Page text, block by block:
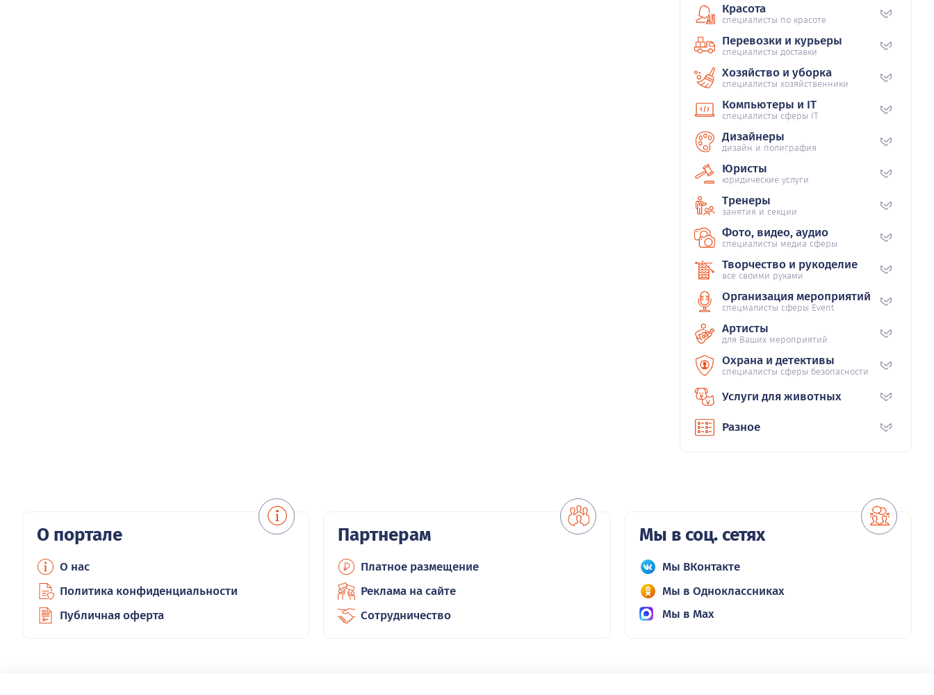
Красота
специалисты по красоте
Перевозки и курьеры
специалисты доставки
Хозяйство и уборка
специалисты хозяйственники
Компьютеры и IT
специалисты сферы IT
Дизайнеры
дизайн и полиграфия
Юристы
юридические услуги
Тренеры
занятия и секции
Фото, видео, аудио
специалисты медиа сферы
Творчество и рукоделие
все своими руками
Организация мероприятий
спецмалисты сферы Event
Артисты
для Ваших мероприятий
Охрана и детективы
специалисты сферы безопасности
Услуги для животных
Разное
О портале
О нас
Политика конфиденциальности
Публичная оферта
Партнерам
Платное размещение
Реклама на сайте
Сотрудничество
Мы в соц. сетях
Мы ВКонтакте
Мы в Одноклассниках
Мы в Max